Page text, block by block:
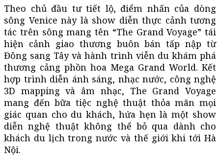
Theo chủ đầu tư tiết lộ, điểm nhấn của dòng
sông Venice này là show diễn thực cảnh tương
tác trên sông mang tên “The Grand Voyage” tái
hiện cảnh giao thương buôn bán tấp nập từ
Đông sang Tây và hành trình viễn du khám phá
thương cảng phồn hoa Mega Grand World. Kết
hợp trình diễn ánh sáng, nhạc nước, công nghệ
3D mapping và âm nhạc, The Grand Voyage
mang đến bữa tiệc nghệ thuật thỏa mãn mọi
giác quan cho du khách, hứa hẹn là một show
diễn nghệ thuật không thể bỏ qua dành cho
khách du lịch trong nước và thế giới khi tới Hà
Nội.